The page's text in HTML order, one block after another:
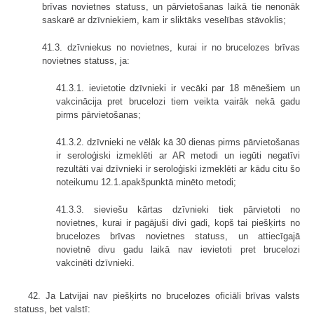
brīvas novietnes statuss, un pārvietošanas laikā tie nenonāk
saskarē ar dzīvniekiem, kam ir sliktāks veselības stāvoklis;
41.3. dzīvniekus no novietnes, kurai ir no brucelozes brīvas
novietnes statuss, ja:
41.3.1. ievietotie dzīvnieki ir vecāki par 18 mēnešiem un
vakcinācija pret brucelozi tiem veikta vairāk nekā gadu
pirms pārvietošanas;
41.3.2. dzīvnieki ne vēlāk kā 30 dienas pirms pārvietošanas
ir seroloģiski izmeklēti ar AR metodi un iegūti negatīvi
rezultāti vai dzīvnieki ir seroloģiski izmeklēti ar kādu citu šo
noteikumu 12.1.apakšpunktā minēto metodi;
41.3.3. sieviešu kārtas dzīvnieki tiek pārvietoti no
novietnes, kurai ir pagājuši divi gadi, kopš tai piešķirts no
brucelozes brīvas novietnes statuss, un attiecīgajā
novietnē divu gadu laikā nav ievietoti pret brucelozi
vakcinēti dzīvnieki.
42. Ja Latvijai nav piešķirts no brucelozes oficiāli brīvas valsts
statuss, bet valstī: